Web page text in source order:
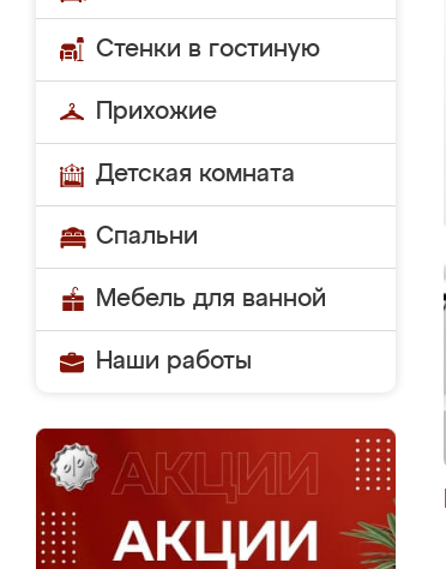
Стенки в гостиную
Прихожие
Детская комната
Спальни
Мебель для ванной
Наши работы